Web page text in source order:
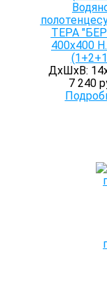
ТЕРА
400х400
ДхШхВ:
7 240